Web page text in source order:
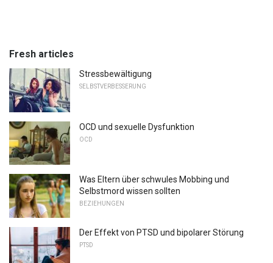
Fresh articles
Stressbewältigung
SELBSTVERBESSERUNG
OCD und sexuelle Dysfunktion
OCD
Was Eltern über schwules Mobbing und
Selbstmord wissen sollten
BEZIEHUNGEN
Der Effekt von PTSD und bipolarer Störung
PTSD